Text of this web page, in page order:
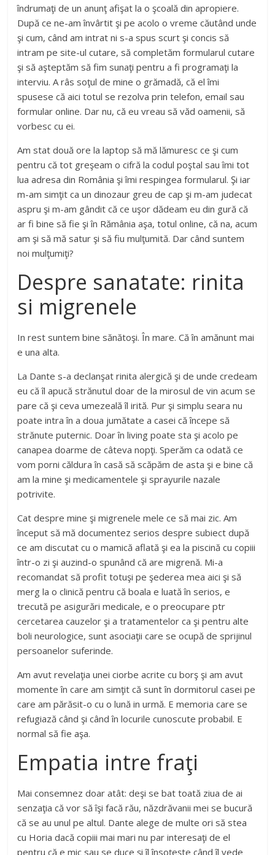
îndrumaţi de un anunţ afişat la o şcoală din apropiere.
După ce ne-am învârtit şi pe acolo o vreme căutând unde
şi cum, când am intrat ni s-a spus scurt şi concis să
intram pe site-ul cutare, să completăm formularul cutare
şi să aşteptăm să fim sunaţi pentru a fi programaţi la
interviu. A râs soţul de mine o grămadă, că el îmi
spusese că aici totul se rezolva prin telefon, email sau
formular online. Dar nu, că eu vreau să văd oamenii, să
vorbesc cu ei.
Am stat două ore la laptop să mă lămuresc ce şi cum
pentru că tot greşeam o cifră la codul poştal sau îmi tot
lua adresa din România şi îmi respingea formularul. Şi iar
m-am simţit ca un dinozaur greu de cap şi m-am judecat
aspru şi m-am gândit că ce uşor dădeam eu din gură că
ar fi bine să fie şi în Rămânia aşa, totul online, că na, acum
am şi să mă satur şi să fiu mulţumită. Dar când suntem
noi mulţumiţi?
Despre sanatate: rinita
si migrenele
In rest suntem bine sănătoşi. În mare. Că în amănunt mai
e una alta.
La Dante s-a declanşat rinita alergică şi de unde credeam
eu că îl apucă strănutul doar de la mirosul de vin acum se
pare că şi ceva umezeală îl irită. Pur şi simplu seara nu
poate intra în a doua jumătate a casei că începe să
strănute puternic. Doar în living poate sta şi acolo pe
canapea doarme de câteva nopţi. Sperăm ca odată ce
vom porni căldura în casă să scăpăm de asta şi e bine că
am la mine şi medicamentele şi sprayurile nazale
potrivite.
Cat despre mine şi migrenele mele ce să mai zic. Am
început să mă documentez serios despre subiect după
ce am discutat cu o mamică aflată şi ea la piscină cu copiii
într-o zi şi auzind-o spunând că are migrenă. Mi-a
recomandat să profit totuşi pe şederea mea aici şi să
merg la o clinică pentru că boala e luată în serios, e
trecută pe asigurări medicale, e o preocupare ptr
cercetarea cauzelor şi a tratamentelor ca şi pentru alte
boli neurologice, sunt asociaţii care se ocupă de sprijinul
persoanelor suferinde.
Am avut revelaţia unei ciorbe acrite cu borş şi am avut
momente în care am simţit că sunt în dormitorul casei pe
care am părăsit-o cu o lună in urmă. E memoria care se
refugiază când şi când în locurile cunoscute probabil. E
normal să fie aşa.
Empatia intre fraţi
Mai consemnez doar atât: deşi se bat toată ziua de ai
senzaţia că vor să îşi facă rău, năzdrăvanii mei se bucură
că se au unul pe altul. Dante alege de multe ori să stea
cu Horia dacă copiii mai mari nu par interesaţi de el
pentru că e mic sau se duce şi îl însoţeşte când îl vede